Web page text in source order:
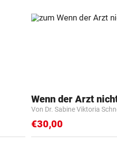
Von Dr. Sabine Viktoria
€30,00